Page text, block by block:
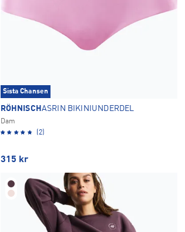
Sista Chansen
RÖHNISCH ASRIN BIKINIUNDERDEL
Dam
(2)
315 kr